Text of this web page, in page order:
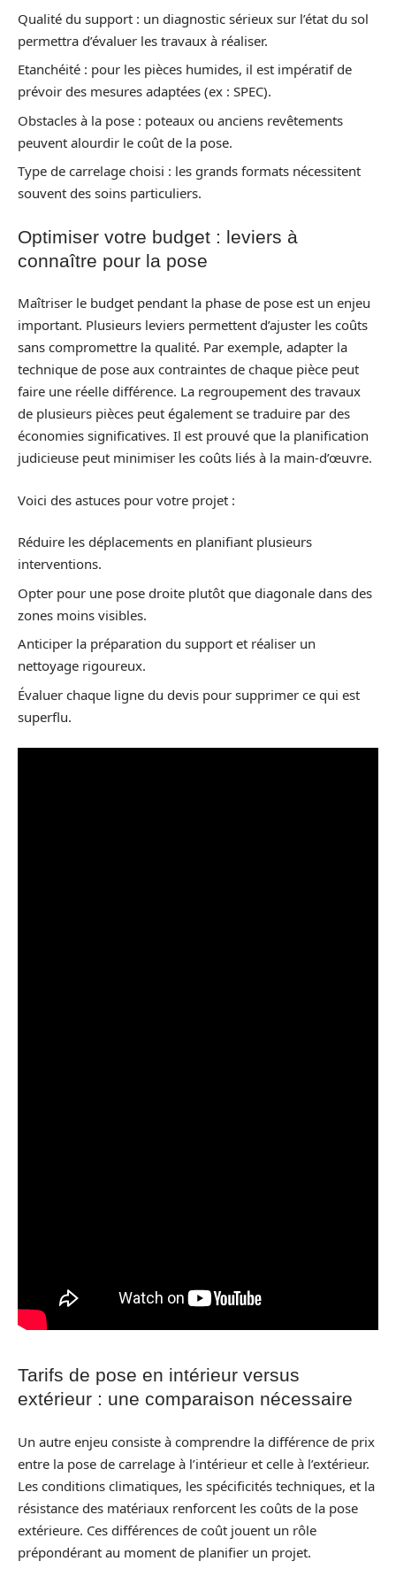
Qualité du support : un diagnostic sérieux sur l’état du sol
permettra d’évaluer les travaux à réaliser.
Etanchéité : pour les pièces humides, il est impératif de
prévoir des mesures adaptées (ex : SPEC).
Obstacles à la pose : poteaux ou anciens revêtements
peuvent alourdir le coût de la pose.
Type de carrelage choisi : les grands formats nécessitent
souvent des soins particuliers.
Optimiser votre budget : leviers à
connaître pour la pose
Maîtriser le budget pendant la phase de pose est un enjeu
important. Plusieurs leviers permettent d’ajuster les coûts
sans compromettre la qualité. Par exemple, adapter la
technique de pose aux contraintes de chaque pièce peut
faire une réelle différence. La regroupement des travaux
de plusieurs pièces peut également se traduire par des
économies significatives. Il est prouvé que la planification
judicieuse peut minimiser les coûts liés à la main-d’œuvre.
Voici des astuces pour votre projet :
Réduire les déplacements en planifiant plusieurs
interventions.
Opter pour une pose droite plutôt que diagonale dans des
zones moins visibles.
Anticiper la préparation du support et réaliser un
nettoyage rigoureux.
Évaluer chaque ligne du devis pour supprimer ce qui est
superflu.
Tarifs de pose en intérieur versus
extérieur : une comparaison nécessaire
Un autre enjeu consiste à comprendre la différence de prix
entre la pose de carrelage à l’intérieur et celle à l’extérieur.
Les conditions climatiques, les spécificités techniques, et la
résistance des matériaux renforcent les coûts de la pose
extérieure. Ces différences de coût jouent un rôle
prépondérant au moment de planifier un projet.